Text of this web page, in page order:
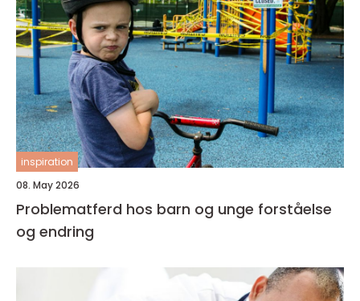
inspiration
08. May 2026
Problematferd hos barn og unge forståelse
og endring